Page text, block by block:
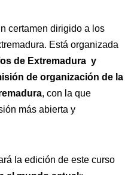
certamen dirigido a los
Está organizada
de Extremadura y
de organización de la
, con la que
más abierta y
la edición de este curso